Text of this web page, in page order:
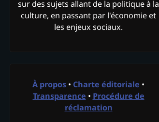
sur des sujets allant de la politique à la
culture, en passant par l'économie et
les enjeux sociaux.
À propos • Charte éditoriale •
Transparence • Procédure de
réclamation